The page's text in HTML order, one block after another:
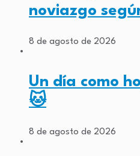
noviazgo
8 de agosto de 2026
Un día como
🐱
8 de agosto de 2026